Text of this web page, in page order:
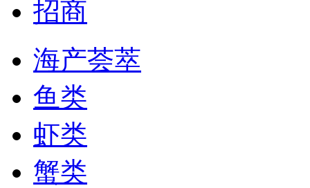
招商
海产荟萃
鱼类
虾类
蟹类